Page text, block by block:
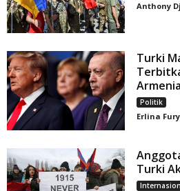
Anthony
Turki
Armenia
Politik
Erlina Fury
Turki